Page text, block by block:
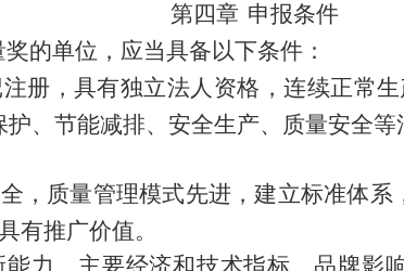
第四章 申报条件
的单位，应当具备以下条件：
注册，具有独立法人资格，连续正常
、节能减排、安全生产、质量安全
，质量管理模式先进，建立标准体
有推广价值。
能力、主要经济和技术指标、品牌影